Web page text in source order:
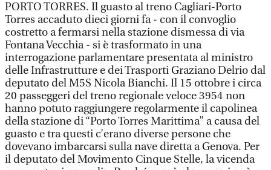
PORTO TORRES. Il guasto al treno Cagliari-Porto
Torres accaduto dieci giorni fa - con il convoglio
costretto a fermarsi nella stazione dismessa di via
Fontana Vecchia - si è trasformato in una
interrogazione parlamentare presentata al ministro
delle Infrastrutture e dei Trasporti Graziano Delrio dal
deputato del M5S Nicola Bianchi. Il 15 ottobre i circa
20 passeggeri del treno regionale veloce 3954 non
hanno potuto raggiungere regolarmente il capolinea
della stazione di “Porto Torres Marittima” a causa del
guasto e tra questi c’erano diverse persone che
dovevano imbarcarsi sulla nave diretta a Genova. Per
il deputato del Movimento Cinque Stelle, la vicenda